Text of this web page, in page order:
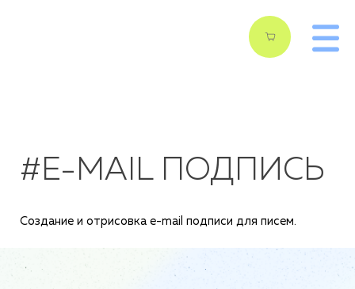
#E-MAIL ПОДПИСЬ
Создание и отрисовка e-mail подписи для писем.